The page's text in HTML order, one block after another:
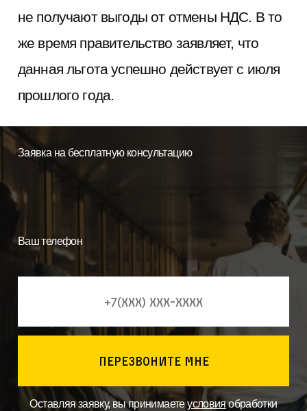
не получают выгоды от отмены НДС. В то
же время правительство заявляет, что
данная льгота успешно действует с июля
прошлого года.
Заявка на бесплатную консультацию
Ваш телефон
перезвоните мне
Оставляя заявку, вы принимаетеусловияобработки